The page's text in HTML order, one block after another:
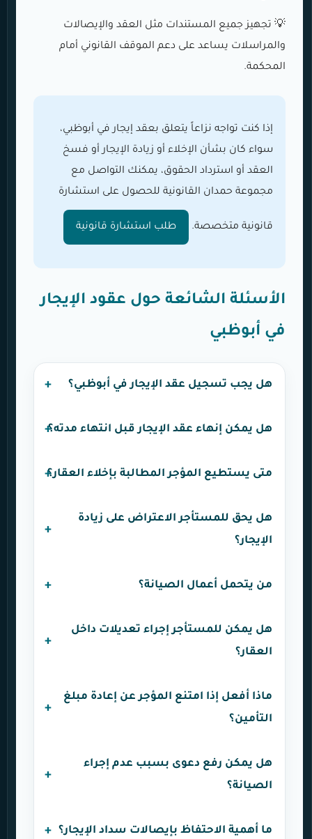
💡 تجهيز جميع المستندات مثل العقد والإيصالات
والمراسلات يساعد على دعم الموقف القانوني أمام
المحكمة.
إذا كنت تواجه نزاعاً يتعلق بعقد إيجار في أبوظبي،
سواء كان بشأن الإخلاء أو زيادة الإيجار أو فسخ
العقد أو استرداد الحقوق، يمكنك التواصل مع
مجموعة حمدان القانونية للحصول على استشارة
قانونية متخصصة. طلب استشارة قانونية
الأسئلة الشائعة حول عقود الإيجار
في أبوظبي
هل يجب تسجيل عقد الإيجار في أبوظبي؟
هل يمكن إنهاء عقد الإيجار قبل انتهاء مدته؟
متى يستطيع المؤجر المطالبة بإخلاء العقار؟
هل يحق للمستأجر الاعتراض على زيادة
الإيجار؟
من يتحمل أعمال الصيانة؟
هل يمكن للمستأجر إجراء تعديلات داخل
العقار؟
ماذا أفعل إذا امتنع المؤجر عن إعادة مبلغ
التأمين؟
هل يمكن رفع دعوى بسبب عدم إجراء
الصيانة؟
ما أهمية الاحتفاظ بإيصالات سداد الإيجار؟